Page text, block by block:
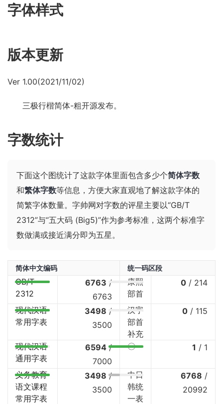
字体样式
版本更新
Ver 1.00(2021/11/02)
三极行楷简体-粗开源发布。
字数统计
下面这个图统计了这款字体里面包含多少个简体字数
和繁体字数等信息，方便大家直观地了解这款字体的
简繁字体数量。字帅网对字数的评星主要以“GB/T
2312”与“五大码 (Big5)”作为参考标准，这两个标准字
数做满或接近满分即为五星。
简体中文编码 统一码区段
GB/T
2312
6763 /
6763
康熙
部首
0 / 214
现代汉语
常用字表
3498 /
3500
汉字
部首
补充
0 / 115
现代汉语
通用字表
6594 /
7000
〇 1 / 1
义务教育
语文课程
常用字表
3498 /
3500
中日
韩统
一表
6768 /
20992